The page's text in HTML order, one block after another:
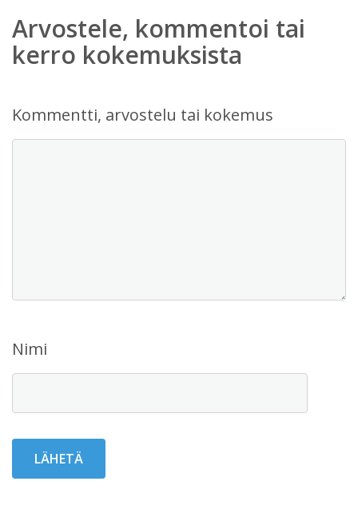
Arvostele, kommentoi tai
kerro kokemuksista
Kommentti, arvostelu tai kokemus
Nimi